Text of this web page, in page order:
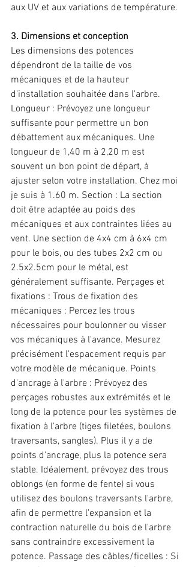
aux UV et aux variations de température.
3. Dimensions et conception
Les dimensions des potences
dépendront de la taille de vos
mécaniques et de la hauteur
d'installation souhaitée dans l'arbre.
Longueur : Prévoyez une longueur
suffisante pour permettre un bon
débattement aux mécaniques. Une
longueur de 1,40 m à 2,20 m est
souvent un bon point de départ, à
ajuster selon votre installation. Chez moi
je suis à 1.60 m. Section : La section
doit être adaptée au poids des
mécaniques et aux contraintes liées au
vent. Une section de 4x4 cm à 6x4 cm
pour le bois, ou des tubes 2x2 cm ou
2.5x2.5cm pour le métal, est
généralement suffisante. Perçages et
fixations : Trous de fixation des
mécaniques : Percez les trous
nécessaires pour boulonner ou visser
vos mécaniques à l'avance. Mesurez
précisément l'espacement requis par
votre modèle de mécanique. Points
d'ancrage à l'arbre : Prévoyez des
perçages robustes aux extrémités et le
long de la potence pour les systèmes de
fixation à l'arbre (tiges filetées, boulons
traversants, sangles). Plus il y a de
points d'ancrage, plus la potence sera
stable. Idéalement, prévoyez des trous
oblongs (en forme de fente) si vous
utilisez des boulons traversants l'arbre,
afin de permettre l'expansion et la
contraction naturelle du bois de l'arbre
sans contraindre excessivement la
potence. Passage des câbles/ficelles : Si